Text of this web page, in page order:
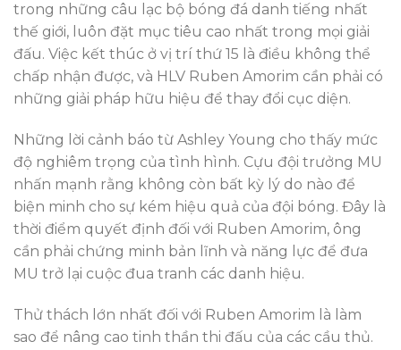
trong những câu lạc bộ bóng đá danh tiếng nhất
thế giới, luôn đặt mục tiêu cao nhất trong mọi giải
đấu. Việc kết thúc ở vị trí thứ 15 là điều không thể
chấp nhận được, và HLV Ruben Amorim cần phải có
những giải pháp hữu hiệu để thay đổi cục diện.
Những lời cảnh báo từ Ashley Young cho thấy mức
độ nghiêm trọng của tình hình. Cựu đội trưởng MU
nhấn mạnh rằng không còn bất kỳ lý do nào để
biện minh cho sự kém hiệu quả của đội bóng. Đây là
thời điểm quyết định đối với Ruben Amorim, ông
cần phải chứng minh bản lĩnh và năng lực để đưa
MU trở lại cuộc đua tranh các danh hiệu.
Thử thách lớn nhất đối với Ruben Amorim là làm
sao để nâng cao tinh thần thi đấu của các cầu thủ.